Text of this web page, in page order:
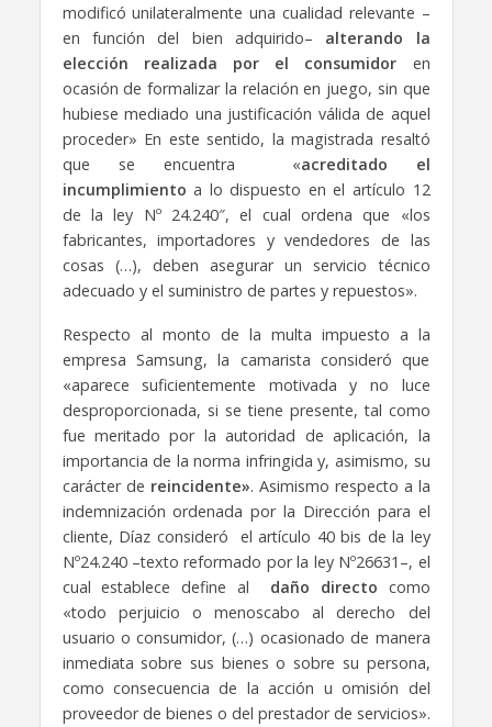
modificó unilateralmente una cualidad relevante –
en función del bien adquirido– alterando la
elección realizada por el consumidor en
ocasión de formalizar la relación en juego, sin que
hubiese mediado una justificación válida de aquel
proceder» En este sentido, la magistrada resaltó
que se encuentra «acreditado el
incumplimiento a lo dispuesto en el artículo 12
de la ley Nº 24.240″, el cual ordena que «los
fabricantes, importadores y vendedores de las
cosas (…), deben asegurar un servicio técnico
adecuado y el suministro de partes y repuestos».
Respecto al monto de la multa impuesto a la
empresa Samsung, la camarista consideró que
«aparece suficientemente motivada y no luce
desproporcionada, si se tiene presente, tal como
fue meritado por la autoridad de aplicación, la
importancia de la norma infringida y, asimismo, su
carácter de reincidente». Asimismo respecto a la
indemnización ordenada por la Dirección para el
cliente, Díaz consideró el artículo 40 bis de la ley
Nº24.240 –texto reformado por la ley Nº26631–, el
cual establece define al daño directo como
«todo perjuicio o menoscabo al derecho del
usuario o consumidor, (…) ocasionado de manera
inmediata sobre sus bienes o sobre su persona,
como consecuencia de la acción u omisión del
proveedor de bienes o del prestador de servicios».